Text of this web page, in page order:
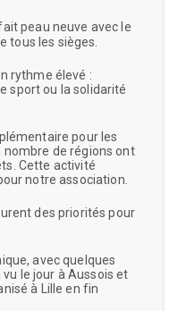
peau neuve avec le
tous les sièges.
rythme élevé :
sport ou la solidarité
pour les
de régions ont
Cette activité
notre association.
des priorités pour
avec quelques
le jour à Aussois et
à Lille en fin